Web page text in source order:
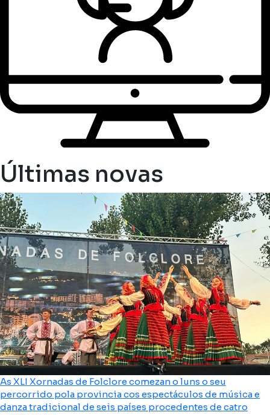
Últimas novas
As XLI Xornadas de Folclore comezan o luns o seu
percorrido pola provincia cos espectáculos de música e
danza tradicional de seis países procedentes de catro